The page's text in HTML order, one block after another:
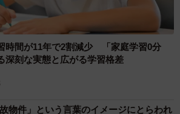
時間が11年で2割減少 「家庭学習0分
深刻な実態と広がる学習格差
故物件」という言葉のイメージにとらわれ